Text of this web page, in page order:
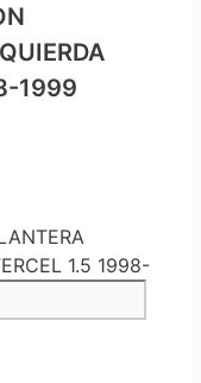
1999
1.5 1998-